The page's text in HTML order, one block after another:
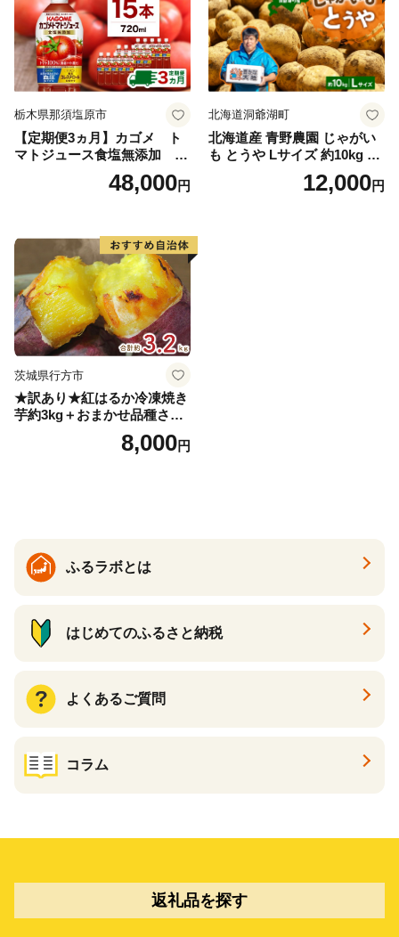
栃木県那須塩原市
【定期便3ヵ月】カゴメ ト
マトジュース食塩無添加 72
0ml PET×15本 1ケース 毎月
届く 3ヵ月 3回コース ns001-
48,000円
北海道洞爺湖町
北海道産 青野農園 じゃがい
も とうや Lサイズ 約10kg 20
26年10月初旬～12月下旬頃お
届け 先行予約 北海道 ジャガ
12,000円
茨城県行方市
★訳あり★紅はるか冷凍焼き
芋約3kg＋おまかせ品種さつ
まいも 合計約3.2kg｜さつ
まいも サツマイモ さつま芋
8,000円
ふるラボとは
はじめてのふるさと納税
よくあるご質問
コラム
返礼品を探す